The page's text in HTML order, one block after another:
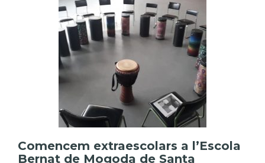
Comencem extraescolars a l’Escola
Bernat de Mogoda de Santa